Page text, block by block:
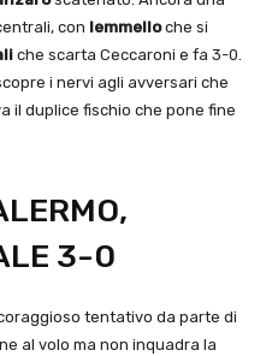
con Iemmelloche si
che scarta Ceccaroni e fa 3-0.
i nervi agli avversari che
il duplice fischio che pone fine
3-0
tentativo da parte di
al volo ma non inquadra la